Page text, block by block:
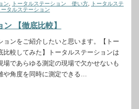
ン
トータルステーション 使い方
トータルステ
タルステーション
ン 【徹底比較】
ョンをご紹介したいと思います。【トー
比較してみた】トータルステーションは
場であらゆる測定の現場で欠かせないも
や角度を同時に測定できる…